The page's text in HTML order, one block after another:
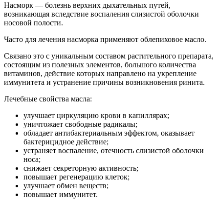
Насморк — болезнь верхних дыхательных путей,
возникающая вследствие воспаления слизистой оболочки
носовой полости.
Часто для лечения насморка применяют облепиховое масло.
Связано это с уникальным составом растительного препарата,
состоящим из полезных элементов, большого количества
витаминов, действие которых направлено на укрепление
иммунитета и устранение причины возникновения ринита.
Лечебные свойства масла:
улучшает циркуляцию крови в капиллярах;
уничтожает свободные радикалы;
обладает антибактериальным эффектом, оказывает
бактерицидное действие;
устраняет воспаление, отечность слизистой оболочки
носа;
снижает секреторную активность;
повышает регенерацию клеток;
улучшает обмен веществ;
повышает иммунитет.